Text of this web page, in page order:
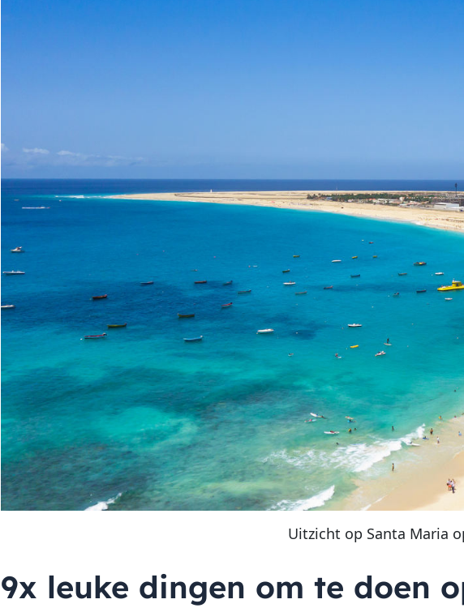
Uitzicht op Santa Maria
9x leuke dingen om te doen